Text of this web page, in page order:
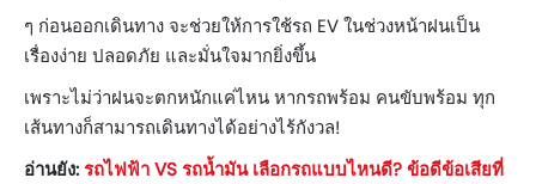
ๆ ก่อนออกเดินทาง จะช่วยให้การใช้รถ EV ในช่วงหน้าฝนเป็น
เรื่องง่าย ปลอดภัย และมั่นใจมากยิ่งขึ้น
เพราะไม่ว่าฝนจะตกหนักแค่ไหน หากรถพร้อม คนขับพร้อม ทุก
เส้นทางก็สามารถเดินทางได้อย่างไร้กังวล!
อ่านยัง:รถไฟฟ้า VS รถน้ำมัน เลือกรถแบบไหนดี? ข้อดีข้อเสียที่